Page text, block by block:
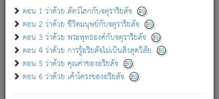
ตอน 1 ว่าด้วย สัตว์โลกกับจตุราริยสัจ
ตอน 2 ว่าด้วย ชีวิตมนุษย์กับจตุราริยสัจ
ตอน 3 ว่าด้วย พระพุทธองค์กับจตุราริยสัจ
ตอน 4 ว่าด้วย การรู้อริยสัจไม่เป็นสิ่งสุดวิสัย
ตอน 5 ว่าด้วย คุณค่าของอริยสัจ
ตอน 6 ว่าด้วย เค้าโครงของอริยสัจ
เขาเพลิดเพลินยิ่งนักในสิ่งใด สิ่งนั้นเป็นภัย (ที่เขาไม่รู้จัก)
เขากลัวต่อสิ่งใดสิ่งนั้นเป็นทุกข์
พรหมจรรย์นี้ อันบุคคลย่อมประพฤติ ก็เพื่อการละขาดซึ่ง
ภพ.
สมณะหรือพราหมณ์เหล่าใด กล่าวความหลุดพ้นจากภพว่า
มีได้เพราะภพ เรากล่าวว่า สมณะหรือพราหมณ์ทั้งปวงนั้น
มิใช่ผู้หลดพ้นจากภพ.